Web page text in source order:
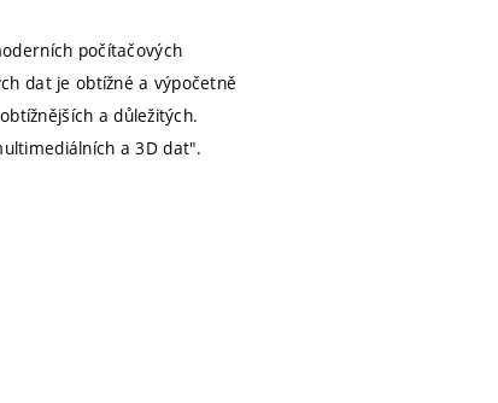
počítačových
dat je obtížné a výpočetně
a důležitých.
a 3D dat".